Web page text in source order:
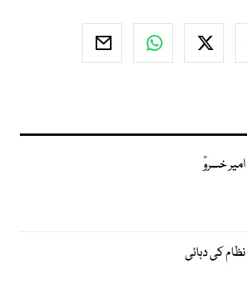
امیر خسروؒ
نظام کی دہائی